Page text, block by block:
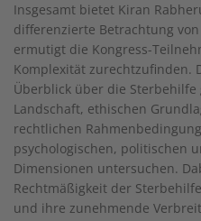
Insgesamt bietet Kiran
differenzierte Betrachtung
ermutigt die Kongress-
Komplexität zurechtzufinden.
Überblick über die
Landschaft, ethischen
rechtlichen
psychologischen, politischen
Dimensionen untersuchen.
Rechtmäßigkeit der
und ihre zunehmende